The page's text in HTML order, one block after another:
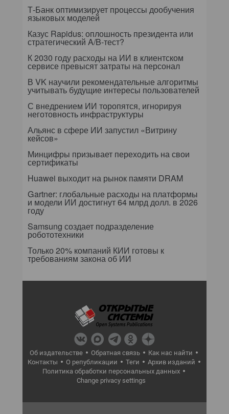
Т-Банк оптимизирует процессы дообучения
языковых моделей
Казус Rapidus: оплошность президента или
стратегический A/B-тест?
К 2030 году расходы на ИИ в клиентском
сервисе превысят затраты на персонал
В VK научили рекомендательные алгоритмы
учитывать будущие интересы пользователей
С внедрением ИИ торопятся, игнорируя
неготовность инфраструктуры
Альянс в сфере ИИ запустил «Витрину
кейсов»
Минцифры призывает переходить на свои
сертификаты
Huawei выходит на рынок памяти DRAM
Gartner: глобальные расходы на платформы
и модели ИИ достигнут 64 млрд долл. в 2026
году
Samsung создает подразделение
робототехники
Только 20% компаний КИИ готовы к
требованиям закона об ИИ
Об издательстве Обратная связь
Как нас найти
Контакты
О републикации Теги
Архив изданий
Политика обработки персональных данных
Change privacy settings